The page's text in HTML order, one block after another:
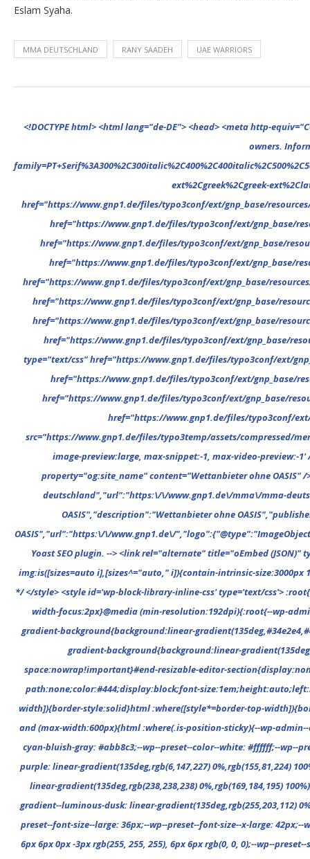
Eslam Syaha.
MMA DEUTSCHLAND RANY SAADEH UAE WARRIORS
<!DOCTYPE html> <html lang="de-DE"> <head> <meta http-equiv="Content-Type" content="text/html; charset=UTF-8"/> <meta name="google-site-verification" content="cVGVUvWocm1gvSHxvrjHxzeA4oYlTAvZPb6G_EJBd1U" /> <!-- This website is powered by TYPO3 - inspiring people to share! TYPO3 is a free open source Content Management Framework initially created by Kasper Skaarhoj and licensed under GNU/GPL. TYPO3 is copyright 1998-2022 of Kasper Skaarhoj. Extensions are copyright of their respective owners. Information and contribution at https://typo3.org/ --> <base href="."> <title>MMA Deutschland</title> <meta name="generator" content="TYPO3 CMS"/> <meta name="viewport" content="width=device-width,minimum-scale=1"/> <meta name="revisit-after" content="1 days"/> <meta name="allow-search" content="yes"/> <link rel="stylesheet" type="text/css" href="//fonts.googleapis.com/